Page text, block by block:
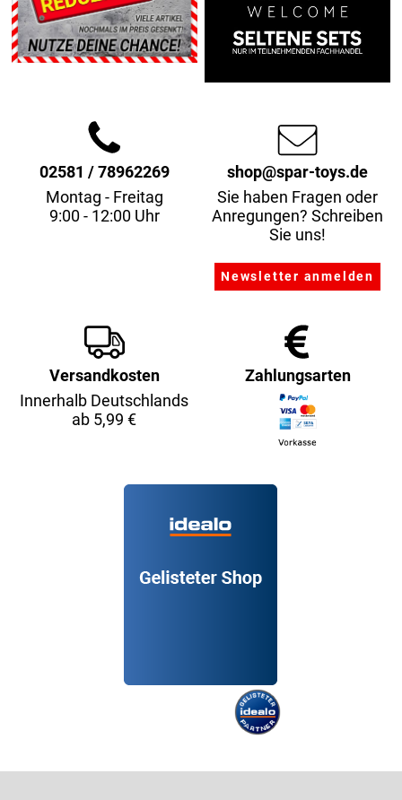
02581 / 78962269
Montag - Freitag
9:00 - 12:00 Uhr
shop@spar-toys.de
Sie haben Fragen oder
Anregungen? Schreiben
Sie uns!
Versandkosten
Innerhalb Deutschlands
ab 5,99 €
Zahlungsarten